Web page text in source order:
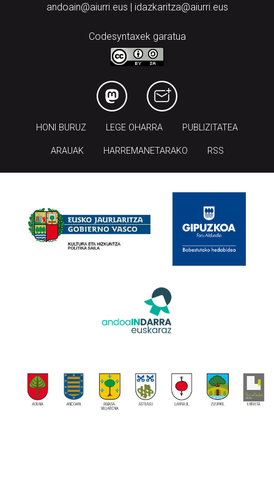
andoain@aiurri.eus | idazkaritza@aiurri.eus
Codesyntaxek garatua
HONI BURUZ LEGE OHARRA PUBLIZITATEA
ARAUAK HARREMANETARAKO RSS